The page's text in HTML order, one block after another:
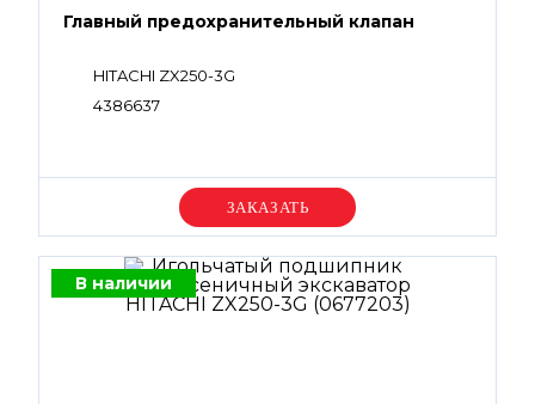
Главный предохранительный клапан
HITACHI ZX250-3G
4386637
Уточняйте цену
В наличии